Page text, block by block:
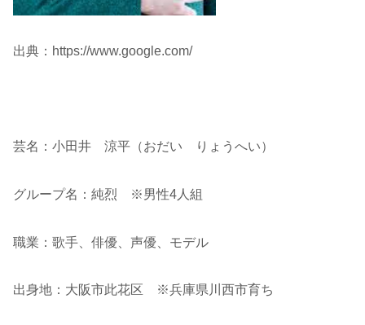
出典：https://www.google.com/
芸名：小田井 涼平（おだい りょうへい）
グループ名：純烈 ※男性4人組
職業：歌手、俳優、声優、モデル
出身地：大阪市此花区 ※兵庫県川西市育ち